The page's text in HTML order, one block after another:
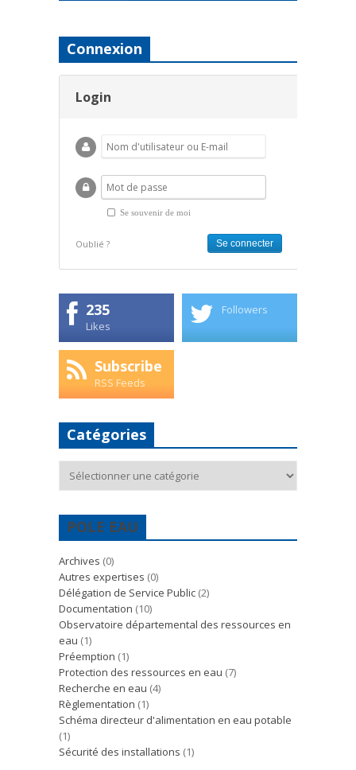
Connexion
Login
Se souvenir de moi
Oublié ?
235
Likes
Followers
Subscribe
RSS Feeds
Catégories
POLE EAU
Archives (0)
Autres expertises (0)
Délégation de Service Public (2)
Documentation (10)
Observatoire départemental des ressources en
eau (1)
Préemption (1)
Protection des ressources en eau (7)
Recherche en eau (4)
Règlementation (1)
Schéma directeur d'alimentation en eau potable
(1)
Sécurité des installations (1)